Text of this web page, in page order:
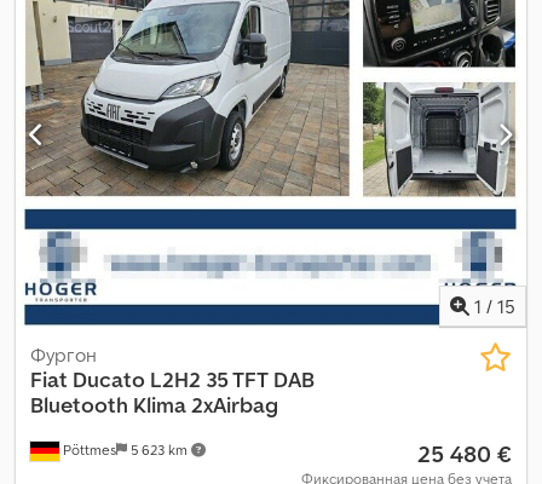
1 / 15
Pöttmes 5 623 km
Фургон
Fiat Ducato L2H2 35 TFT DAB
Bluetooth Klima 2xAirbag
25 480 €
Фиксированная цена без учета